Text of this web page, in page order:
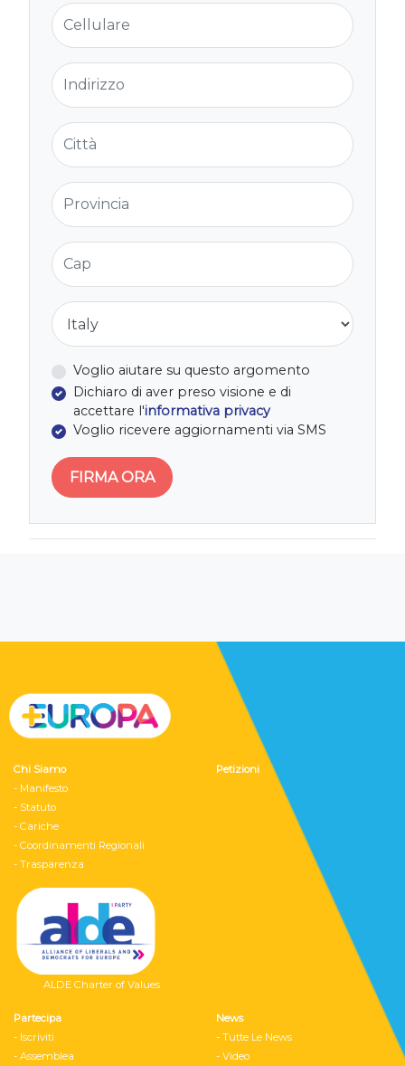
Cellulare
Indirizzo
Città
Provincia
Cap
Nazione
Voglio aiutare su questo argomento
Dichiaro di aver preso visione e di
accettare l'informativa privacy
Voglio ricevere aggiornamenti via SMS
Chi Siamo
- Manifesto
- Statuto
- Cariche
- Coordinamenti Regionali
- Trasparenza
ALDE Charter of Values
Petizioni
Partecipa
- Iscriviti
- Assemblea
News
- Tutte Le News
- Video